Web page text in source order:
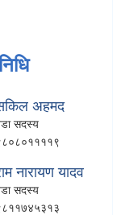
अहमद
सदस्य
नारायण यादव
सदस्य